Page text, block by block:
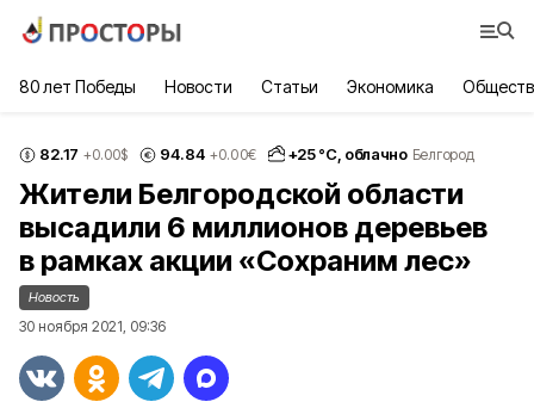
80 лет Победы Новости Статьи Экономика
82.17 +0.00$ 94.84 +0.00€ +25°С, облачно Белгород
Жители Белгородской области
высадили 6 миллионов деревьев
в рамках акции «Сохраним лес»
Новость
30 ноября 2021, 09:36